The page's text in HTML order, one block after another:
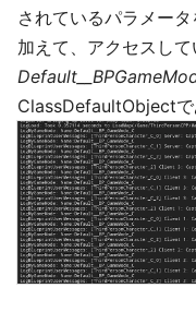
されているパラメー
加えて、アクセスし
ClassDefaultObjectで